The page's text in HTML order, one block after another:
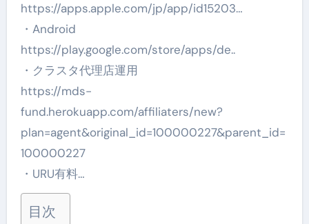
https://apps.apple.com/jp/app/id15203…
・Android
https://play.google.com/store/apps/de..
・クラスタ代理店運用
https://mds-
fund.herokuapp.com/affiliaters/new?
plan=agent&original_id=100000227&parent_id=
100000227
・URU有料…
目次